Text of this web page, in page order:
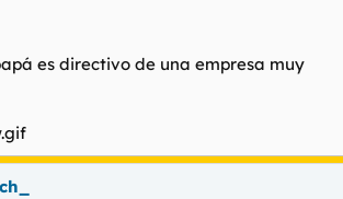
es directivo de una empresa muy